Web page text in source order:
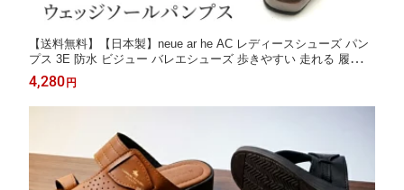
【送料無料】【日本製】neue ar he AC レディースシューズ パン
プス 3E 防水 ビジュー バレエシューズ 歩きやすい 走れる 履きや
すい 脱げない フラット 痛くない シューズ 靴 レディース 楽ちん
通勤 オフィス 幅広 通勤 結婚式 冠婚葬祭 外反母趾 mh-1435 [low
heel]
4,280 円